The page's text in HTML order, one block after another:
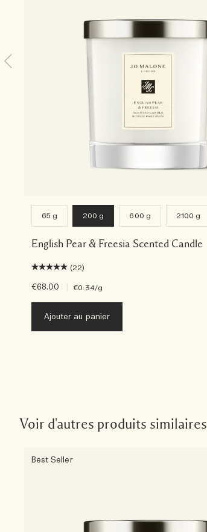
65 g 200 g 600 g 2100 g
English Pear & Freesia Scented Candle
(22)
€68.00 €0.34/g
Ajouter au panier
Voir d'autres produits similaires
Best Seller